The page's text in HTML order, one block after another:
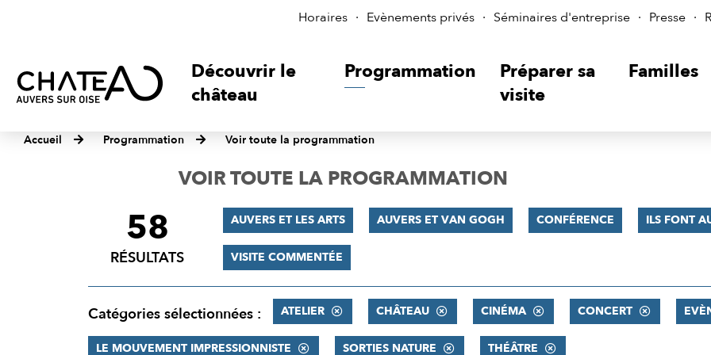
Horaires Evènements privés Séminaires d'entreprise Presse
Découvrir le
château
Programmation
Préparer sa
visite
Familles
Accueil Programmation Voir toute la programmation
VOIR TOUTE LA PROGRAMMATION
FILTRER
RÉSULTATS
58
RÉSULTATS
AUVERS ET LES ARTS AUVERS ET VAN GOGH CONFÉRENCE ILS FONT
VISITE COMMENTÉE
Catégories sélectionnées : ATELIER CHÂTEAU CINÉMA CONCERT
LE MOUVEMENT IMPRESSIONNISTE SORTIES NATURE THÉÂTRE